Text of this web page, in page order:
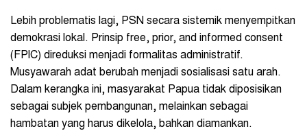
Lebih problematis lagi, PSN secara sistemik menyempitkan
demokrasi lokal. Prinsip free, prior, and informed consent
(FPIC) direduksi menjadi formalitas administratif.
Musyawarah adat berubah menjadi sosialisasi satu arah.
Dalam kerangka ini, masyarakat Papua tidak diposisikan
sebagai subjek pembangunan, melainkan sebagai
hambatan yang harus dikelola, bahkan diamankan.